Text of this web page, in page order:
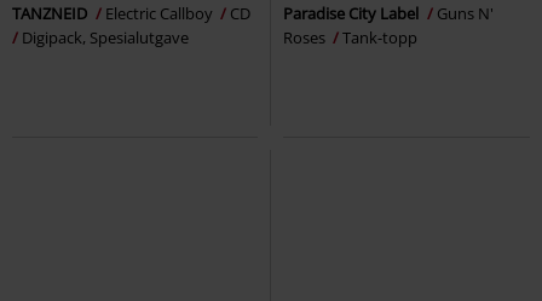
TANZNEID Electric Callboy
CD
Digipack, Spesialutgave
Paradise City Label
Guns N'
Roses
Tank-topp